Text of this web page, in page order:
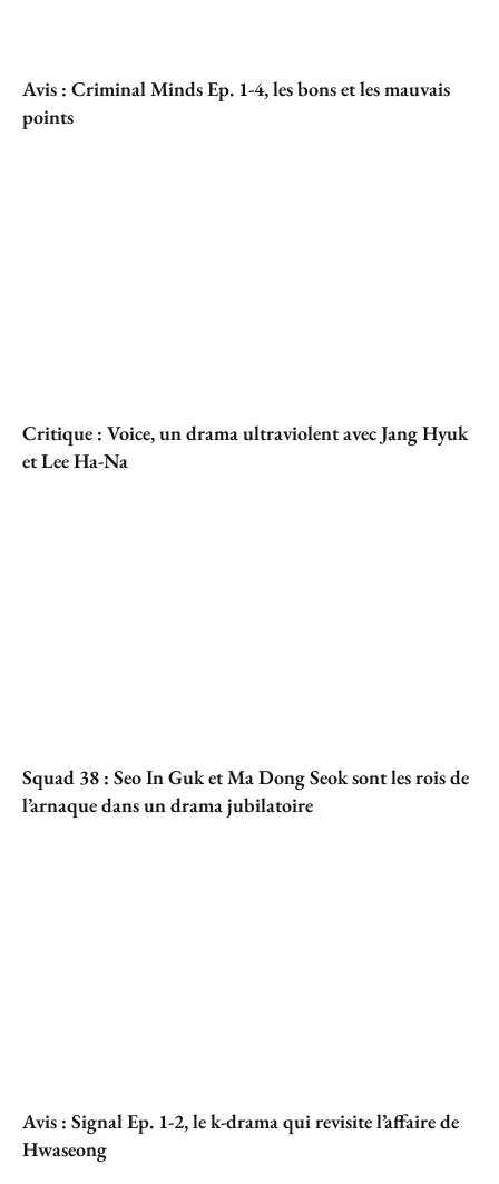
Avis : Criminal Minds Ep. 1-4, les bons et les mauvais
points
Critique : Voice, un drama ultraviolent avec Jang Hyuk
et Lee Ha-Na
Squad 38 : Seo In Guk et Ma Dong Seok sont les rois de
l’arnaque dans un drama jubilatoire
Avis : Signal Ep. 1-2, le k-drama qui revisite l’affaire de
Hwaseong